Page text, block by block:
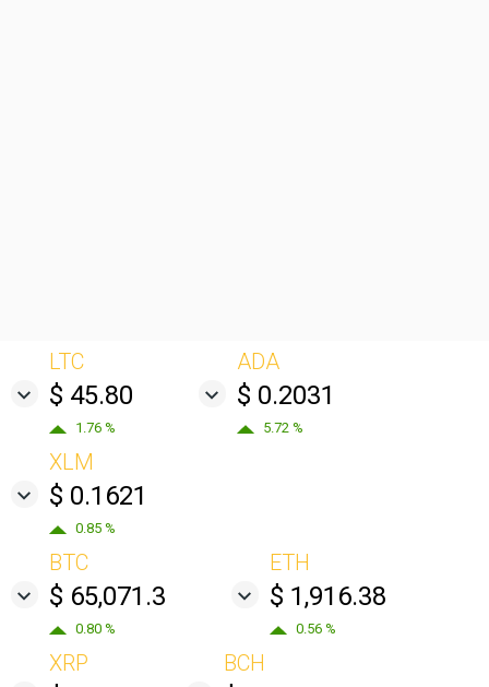
LTC
$ 45.80
1.76 %
ADA
$ 0.2031
5.72 %
XLM
$ 0.1621
0.85 %
BTC
$ 65,071.3
0.80 %
ETH
$ 1,916.38
0.56 %
XRP BCH